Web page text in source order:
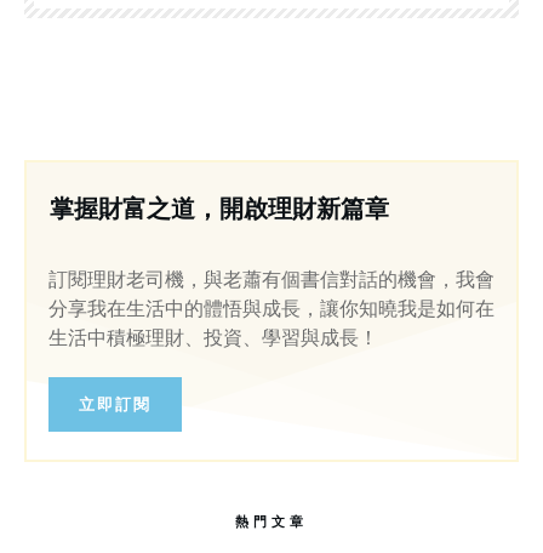
掌握財富之道，開啟理財新篇章
訂閱理財老司機，與老蕭有個書信對話的機會，我會
分享我在生活中的體悟與成長，讓你知曉我是如何在
生活中積極理財、投資、學習與成長！
立即訂閱
熱門文章